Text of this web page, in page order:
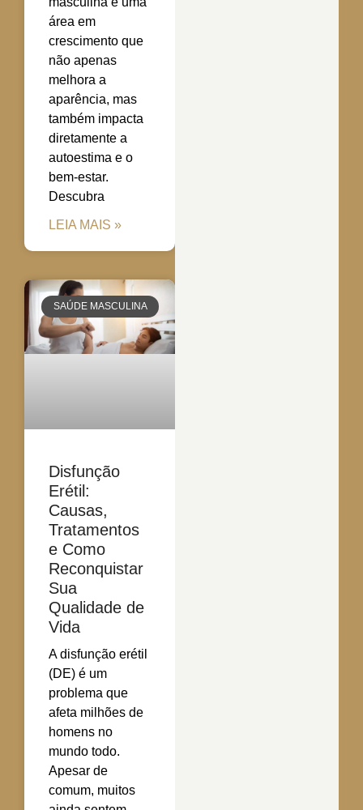
área em
crescimento que
não apenas
melhora a
aparência, mas
também impacta
diretamente a
autoestima e o
bem-estar.
Descubra
LEIA MAIS »
SAÚDE MASCULINA
Disfunção
Erétil:
Causas,
Tratamentos
e Como
Reconquistar
Sua
Qualidade de
Vida
A disfunção erétil
(DE) é um
problema que
afeta milhões de
homens no
mundo todo.
Apesar de
comum, muitos